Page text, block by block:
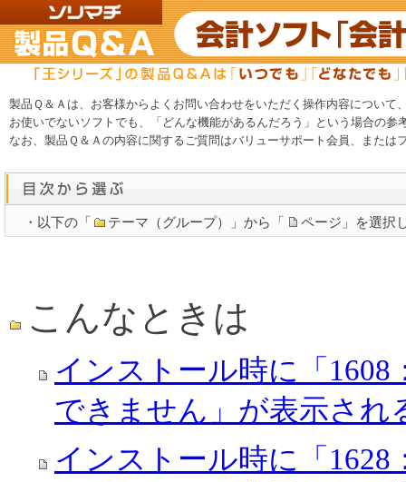
製品Ｑ＆Ａは、お客様からよくお問い合わせをいただく操作内容について
お使いでないソフトでも、「どんな機能があるんだろう」という場合の参
なお、製品Ｑ＆Ａの内容に関するご質問はバリューサポート会員、または
・以下の「 テーマ（グループ）」から「 ページ」を選択
こんなときは
インストール時に「
できません」が表示され
インストール時に「